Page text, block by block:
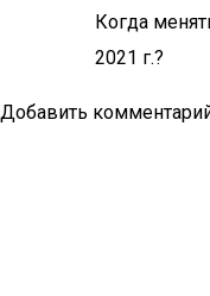
Когда
2021 г.?
Добавить